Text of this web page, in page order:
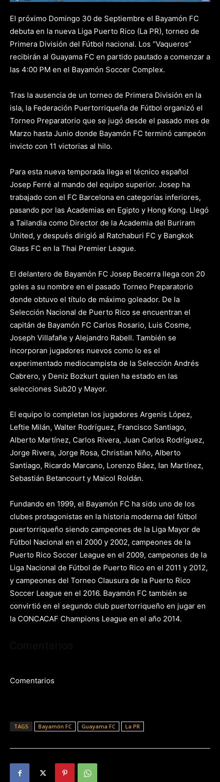
El próximo Domingo 30 de Septiembre el Bayamón FC
debuta en la nueva Liga Puerto Rico (La PR), torneo de
Primera División del Fútbol nacional. Los “Vaqueros”
recibirán al Guayama FC en partido pautado a comenzar a
las 4:00 PM en el Bayamón Soccer Complex.
Tras la ausencia de un torneo de Primera División en la
isla, la Federación Puertorriqueña de Fútbol organizó el
Torneo Preparatorio que se jugó desde el pasado mes de
Marzo hasta Junio donde Bayamón FC terminó campeón
invicto con 11 victorias al hilo.
Para esta nueva temporada llega el técnico español
Josep Ferré al mando del equipo superior. Josep ha
trabajado con el FC Barcelona en categorías inferiores,
pasando por las Academias en Egipto y Hong Kong. Llegó
a Tailandia como Director de la Academia del Buriram
United, y después dirigió al Ratchaburi FC y Bangkok
Glass FC en la Thai Premier League.
El delantero de Bayamón FC Josep Becerra llega con 20
goles a su nombre en el pasado Torneo Preparatorio
donde obtuvo el título de máximo goleador. De la
Selección Nacional de Puerto Rico se encuentran el
capitán de Bayamón FC Carlos Rosario, Luis Cosme,
Joseph Villafañe y Alejandro Rabell. También se
incorporan jugadores nuevos como lo es el
experimentado mediocampista de la Selección Andrés
Cabrero, y Deniz Bozkurt quien ha estado en las
selecciones Sub20 y Mayor.
El equipo lo completan los jugadores Argenis López,
Leftie Milán, Walter Rodríguez, Francisco Santiago,
Alberto Martínez, Carlos Rivera, Juan Carlos Rodríguez,
Jorge Rivera, Jorge Rosa, Christian Niño, Alberto
Santiago, Ricardo Marcano, Lorenzo Báez, Ian Martínez,
Sebastián Betancourt y Maicol Roldán.
Fundando en 1999, el Bayamón FC ha sido uno de los
clubes protagonistas en la historia moderna del fútbol
puertorriqueño siendo campeones de la Liga Mayor de
Fútbol Nacional en el 2000 y 2002, campeones de la
Puerto Rico Soccer League en el 2009, campeones de la
Liga Nacional de Fútbol de Puerto Rico en el 2011 y 2012,
y campeones del Torneo Clausura de la Puerto Rico
Soccer League en el 2016. Bayamón FC también se
convirtió en el segundo club puertorriqueño en jugar en
la CONCACAF Champions League en el año 2014.
Comentarios
TAGS Bayamón FC Guayama FC La PR